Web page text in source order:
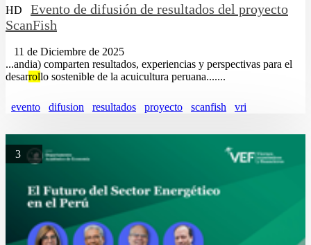
HD
Evento de difusión de resultados del proyecto
ScanFish
11 de Diciembre de 2025
...andia) comparten resultados, experiencias y perspectivas para el
desarrollo sostenible de la acuicultura peruana.......
evento difusion resultados proyecto scanfish vri
3